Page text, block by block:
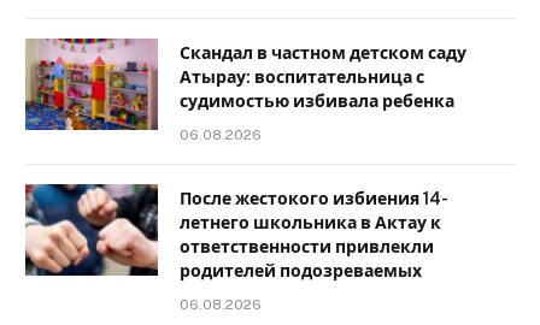
Скандал в частном детском саду
Атырау: воспитательница с
судимостью избивала ребенка
06.08.2026
После жестокого избиения 14-
летнего школьника в Актау к
ответственности привлекли
родителей подозреваемых
06.08.2026